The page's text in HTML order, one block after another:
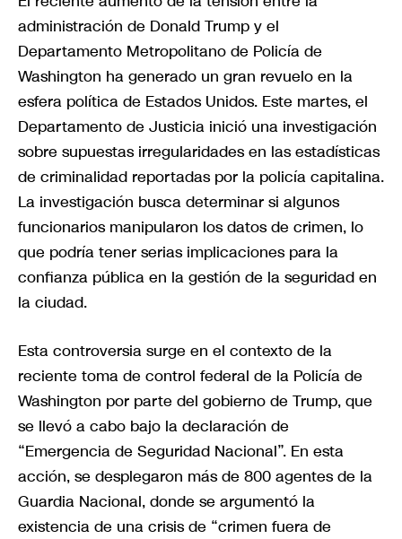
administración de Donald Trump y el
Departamento Metropolitano de Policía de
Washington ha generado un gran revuelo en la
esfera política de Estados Unidos. Este martes, el
Departamento de Justicia inició una investigación
sobre supuestas irregularidades en las estadísticas
de criminalidad reportadas por la policía capitalina.
La investigación busca determinar si algunos
funcionarios manipularon los datos de crimen, lo
que podría tener serias implicaciones para la
confianza pública en la gestión de la seguridad en
la ciudad.
Esta controversia surge en el contexto de la
reciente toma de control federal de la Policía de
Washington por parte del gobierno de Trump, que
se llevó a cabo bajo la declaración de
“Emergencia de Seguridad Nacional”. En esta
acción, se desplegaron más de 800 agentes de la
Guardia Nacional, donde se argumentó la
existencia de una crisis de “crimen fuera de